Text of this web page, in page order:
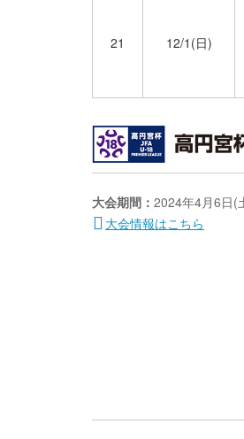
21 12/1(日)
大会期間： 2024年4月6日(
大会情報はこちら